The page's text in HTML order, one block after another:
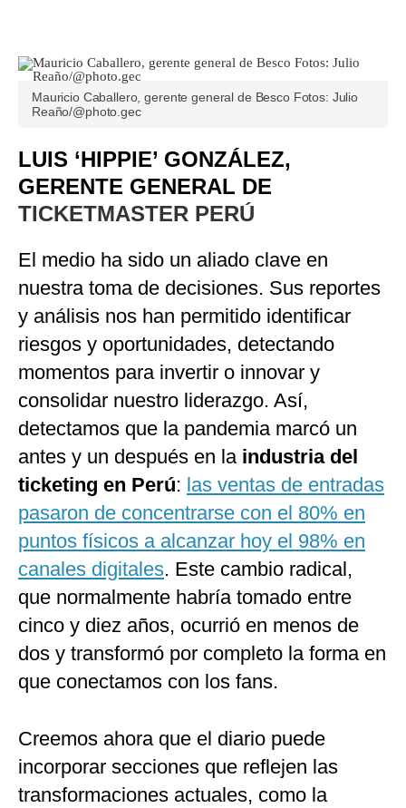
Mauricio Caballero, gerente general de Besco Fotos: Julio
Reaño/@photo.gec
LUIS ‘HIPPIE’ GONZÁLEZ,
GERENTE GENERAL DE
TICKETMASTER PERÚ
El medio ha sido un aliado clave en
nuestra toma de decisiones. Sus reportes
y análisis nos han permitido identificar
riesgos y oportunidades, detectando
momentos para invertir o innovar y
consolidar nuestro liderazgo. Así,
detectamos que la pandemia marcó un
antes y un después en laindustria del
ticketing en Perú: las ventas de entradas
pasaron de concentrarse con el 80% en
puntos físicos a alcanzar hoy el 98% en
canales digitales. Este cambio radical,
que normalmente habría tomado entre
cinco y diez años, ocurrió en menos de
dos y transformó por completo la forma en
que conectamos con los fans.
Creemos ahora que el diario puede
incorporar secciones que reflejen las
transformaciones actuales, como la